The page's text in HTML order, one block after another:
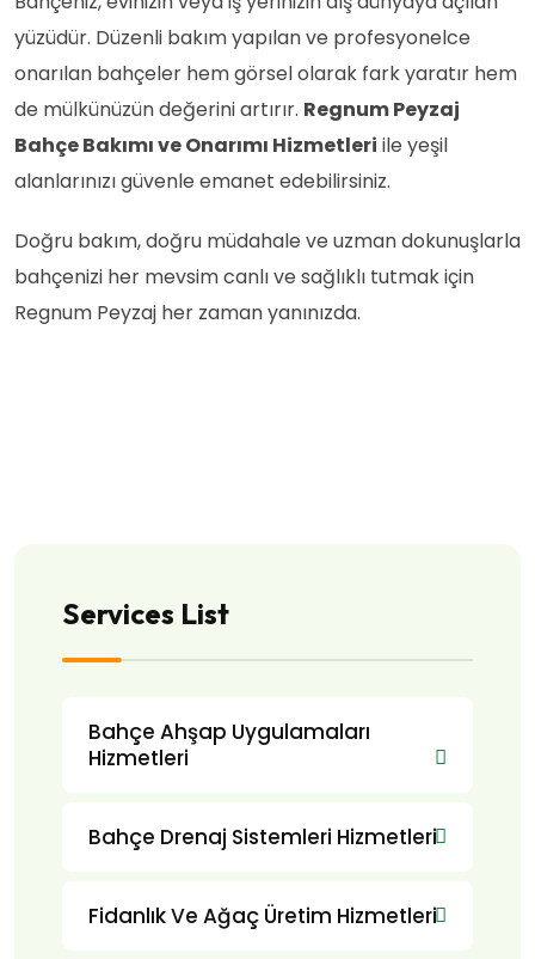
yüzüdür. Düzenli bakım yapılan ve profesyonelce
onarılan bahçeler hem görsel olarak fark yaratır hem
de mülkünüzün değerini artırır. Regnum Peyzaj
Bahçe Bakımı ve Onarımı Hizmetleri ile yeşil
alanlarınızı güvenle emanet edebilirsiniz.
Doğru bakım, doğru müdahale ve uzman dokunuşlarla
bahçenizi her mevsim canlı ve sağlıklı tutmak için
Regnum Peyzaj her zaman yanınızda.
Services List
Bahçe Ahşap Uygulamaları
Hizmetleri
Bahçe Drenaj Sistemleri Hizmetleri
Fidanlık Ve Ağaç Üretim Hizmetleri